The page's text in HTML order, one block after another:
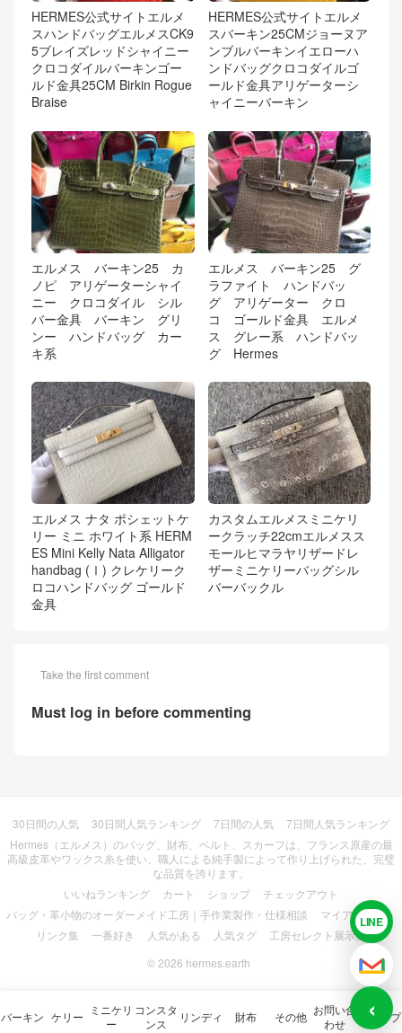
HERMES公式サイトエルメ
スハンドバッグエルメスCK9
5ブレイズレッドシャイニー
クロコダイルバーキンゴー
ルド金具25CM Birkin Rogue
Braise
HERMES公式サイトエルメ
スバーキン25CMジョーヌア
ンブルバーキンイエローハ
ンドバッグクロコダイルゴ
ールド金具アリゲーターシ
ャイニーバーキン
エルメス バーキン25 カ
ノピ アリゲーターシャイ
ニー クロコダイル シル
バー金具 バーキン グリ
ンー ハンドバッグ カー
キ系
エルメス バーキン25 グ
ラファイト ハンドバッ
グ アリゲーター クロ
コ ゴールド金具 エルメ
ス グレー系 ハンドバッ
グ Hermes
エルメス ナタ ポシェットケ
リー ミニ ホワイト系 HERM
ES Mini Kelly Nata Alligator
handbag (Ⅰ) クレケリーク
ロコハンドバッグ ゴールド
金具
カスタムエルメスミニケリ
ークラッチ22cmエルメスス
モールヒマラヤリザードレ
ザーミニケリーバッグシル
バーバックル
Take the first comment
Must log in before commenting
30日間の人気 30日間人気ランキング 7日間の人気
7日間人気ランキング
Hermes（エルメス）のバッグ、財布、ベルト、スカーフは、フランス原産の最
高級皮革やワックス糸を使い、職人による純手製によって作り上げられた、完璧
な品質を誇ります。
いいねランキング
カート ショップ
チェックアウト
バッグ・革小物のオーダーメイド工房｜手作業製作・仕様相談
マイアカウント
リンク集
一番好き 人気がある 人気タグ
工房セレクト展示室
© 2026 hermes.earth
バーキン ケリー
ミニケリ
ー
コンスタ
ンス
リンディ 財布 その他 お問い合
わせ
ショップ
LINE
メー
‹